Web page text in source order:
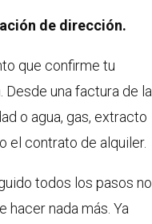
de dirección.
que confirme tu
Desde una factura de la
o agua, gas, extracto
el contrato de alquiler.
todos los pasos no
hacer nada más. Ya